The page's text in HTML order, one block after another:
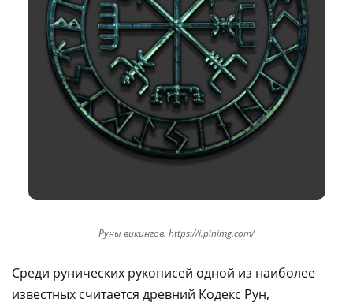
Руны викингов. https://i.pinimg.com/
Среди рунических рукописей одной из наиболее
известных считается древний Кодекс Рун,